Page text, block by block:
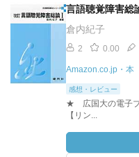
言語聴覚障害総
倉内紀子
2 0.00
Amazon.co.jp・本
感想・レビュー
★ 広国大の電子
【リン...